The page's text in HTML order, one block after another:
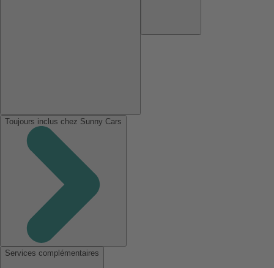
Toujours inclus chez Sunny Cars
Services complémentaires